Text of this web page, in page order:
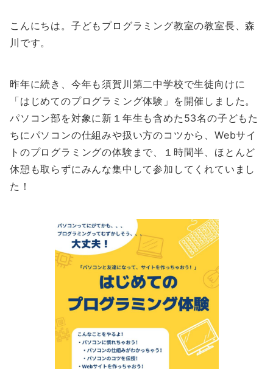
こんにちは。子どもプログラミング教室の教室長、森
川です。
昨年に続き、今年も須賀川第二中学校で生徒向けに
「はじめてのプログラミング体験」を開催しました。
パソコン部を対象に新１年生も含めた53名の子どもた
ちにパソコンの仕組みや扱い方のコツから、Webサイ
トのプログラミングの体験まで、１時間半、ほとんど
休憩も取らずにみんな集中して参加してくれていまし
た！